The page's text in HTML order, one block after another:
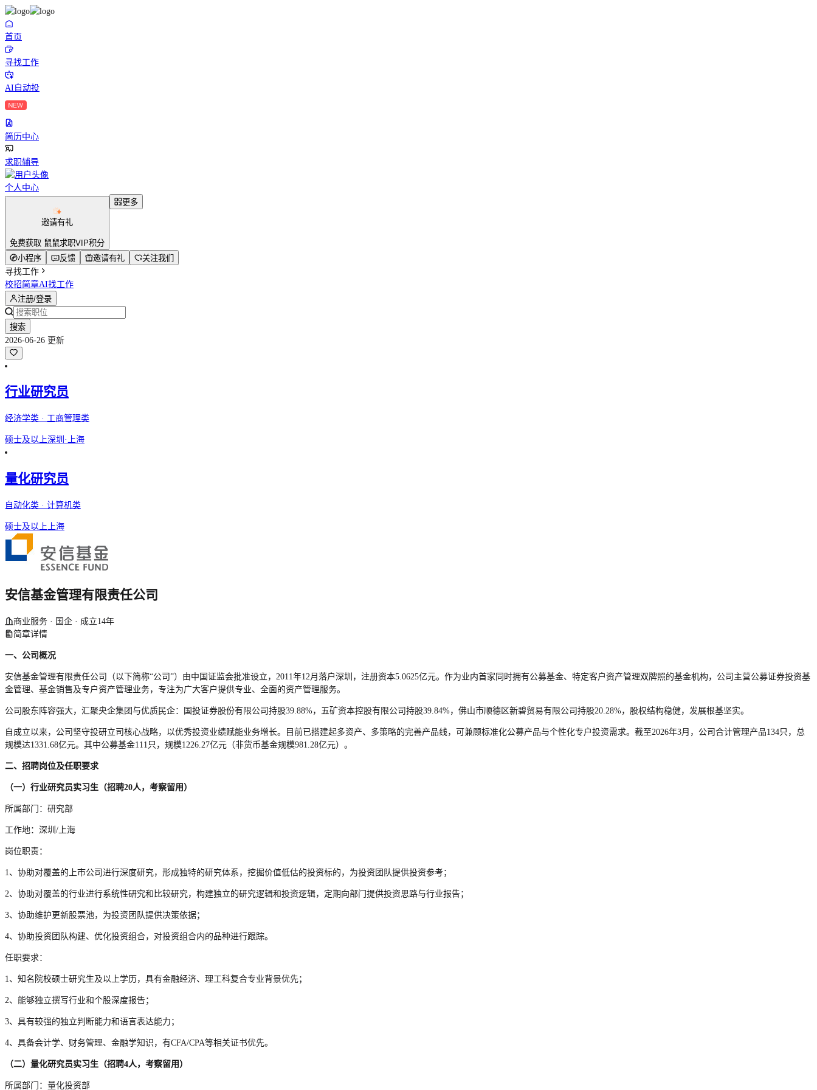
首页
寻找工作
AI自动投
简历中心
求职辅导
个人中心
邀请有礼
免费获取 鼠鼠求职VIP积分
更多
小程序 反馈 邀请有礼
关注我们
寻找工作
校招简章AI找工作
注册/登录
搜索
2026-06-26 更新
行业研究员
经济学类 · 工商管理类
硕士及以上深圳·上海
量化研究员
自动化类 · 计算机类
硕士及以上 上海
安信基金管理有限责任公司
商业服务 · 国企 · 成立14年
简章详情
一、 公司概况
安信基金管理有限责任公司（以下简称“公司”）由中国证监会批准设立，2011年12月落户深圳，注册资本5.0625亿元。作为业内首家同时拥有公募基金、特定客户资产管理双牌照的基金机构，公司主营公募证券投资基
金管理、基金销售及专户资产管理业务，专注为广大客户提供专业、全面的资产管理服务。
公司股东阵容强大，汇聚央企集团与优质民企：国投证券股份有限公司持股39.88%，五矿资本控股有限公司持股39.84%，佛山市顺德区新碧贸易有限公司持股20.28%，股权结构稳健，发展根基坚实。
自成立以来，公司坚守投研立司核心战略，以优秀投资业绩赋能业务增长。目前已搭建起多资产、多策略的完善产品线，可兼顾标准化公募产品与个性化专户投资需求。截至2026年3月，公司合计管理产品134只，总
规模达1331.68亿元。其中公募基金111只，规模1226.27亿元（非货币基金规模981.28亿元）。
二、招聘岗位及任职要求
（一）行业研究员实习生 （招聘20人，考察留用 ）
所属部门：研究部
工作地：深圳/上海
岗位职责：
1、协助对覆盖的上市公司进行深度研究，形成独特的研究体系，挖掘价值低估的投资标的，为投资团队提供投资参考；
2、协助对覆盖的行业进行系统性研究和比较研究，构建独立的研究逻辑和投资逻辑，定期向部门提供投资思路与行业报告；
3、协助维护更新股票池，为投资团队提供决策依据；
4、协助投资团队构建、优化投资组合，对投资组合内的品种进行跟踪。
任职要求：
1、知名院校硕士研究生及以上学历，具有金融经济、理工科复合专业背景优先；
2、能够独立撰写行业和个股深度报告；
3、具有较强的独立判断能力和语言表达能力；
4、具备会计学、财务管理、金融学知识，有CFA/CPA等相关证书优先。
（二）量化研究员实习生（招聘4人，考察留用）
所属部门：量化投资部